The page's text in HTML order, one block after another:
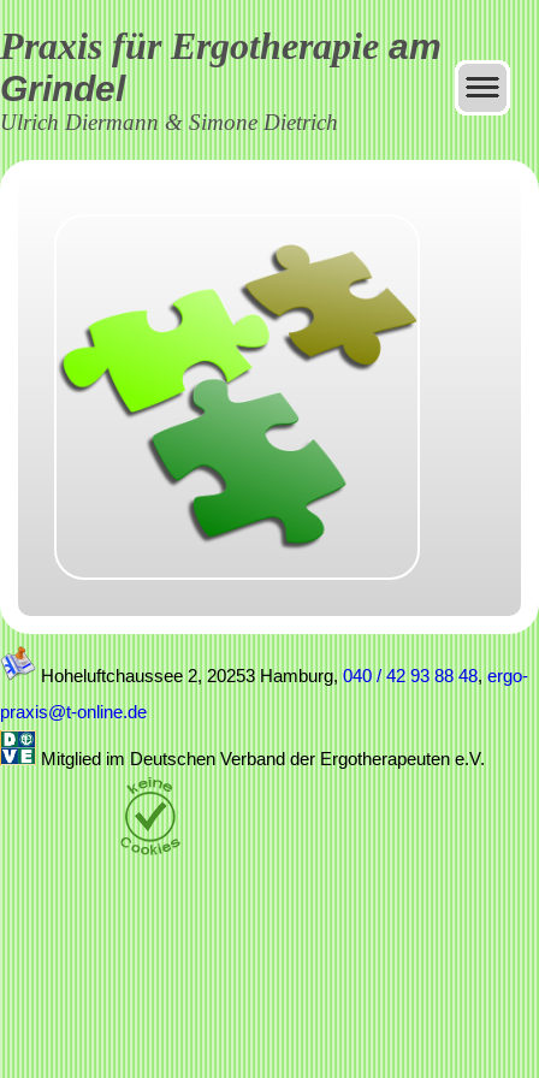
Praxis für Ergotherapie am
Grindel
Ulrich Diermann & Simone Dietrich
Hoheluftchaussee 2, 20253 Hamburg, 040 / 42 93 88 48, ergo-
praxis@t-online.de
Mitglied im Deutschen Verband der Ergotherapeuten e.V.